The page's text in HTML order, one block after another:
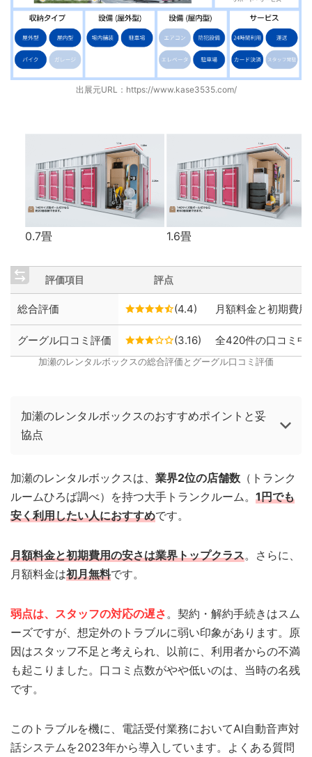
出展元URL： https://www.kase3535.com/
0.7畳 1.6畳
評価項目 評点
総合評価 (4.4) 月額料金と初期費
グーグル口コミ評価 (3.16) 全420件の口コミ中
加瀬のレンタルボックスの総合評価とグーグル口コミ評価
加瀬のレンタルボックスのおすすめポイントと妥
協点
加瀬のレンタルボックスは、 業界2位の店舗数 （トランク
ルームひろば調べ）を持つ大手トランクルーム。 1円でも
安く利用したい人におすすめです。
月額料金と初期費用の安さは業界トップクラス。さらに、
月額料金は初月無料です。
弱点は、スタッフの対応の遅さ 。契約・解約手続きはスム
ーズですが、想定外のトラブルに弱い印象があります。原
因はスタッフ不足と考えられ、以前に、利用者からの不満
も起こりました。口コミ点数がやや低いのは、当時の名残
です。
このトラブルを機に、電話受付業務においてAI自動音声対
話システムを2023年から導入しています。よくある質問